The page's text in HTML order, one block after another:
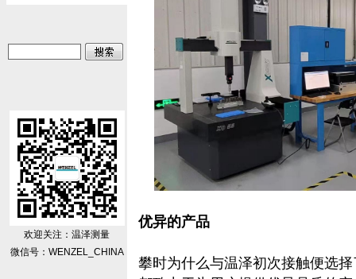
欢迎关注：温泽测量
微信号：WENZEL_CHINA
优异的产品
攀时为什么与温泽初次接触便选